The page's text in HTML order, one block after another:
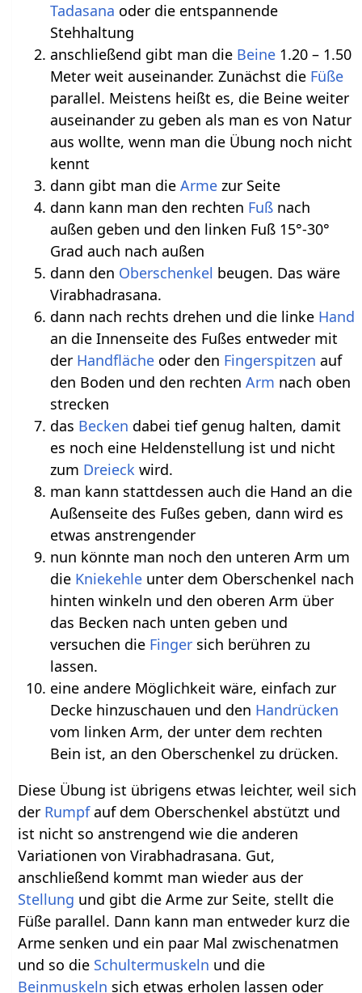
Tadasana oder die entspannende
Stehhaltung
anschließend gibt man die Beine 1.20 – 1.50
Meter weit auseinander. Zunächst die Füße
parallel. Meistens heißt es, die Beine weiter
auseinander zu geben als man es von Natur
aus wollte, wenn man die Übung noch nicht
kennt
dann gibt man dieArme zur Seite
dann kann man den rechten Fuß nach
außen geben und den linken Fuß 15°-30°
Grad auch nach außen
dann den Oberschenkel beugen. Das wäre
Virabhadrasana.
dann nach rechts drehen und die linke Hand
an die Innenseite des Fußes entweder mit
der Handfläche oder den Fingerspitzen auf
den Boden und den rechtenArm nach oben
strecken
das Becken dabei tief genug halten, damit
es noch eine Heldenstellung ist und nicht
zum Dreieck wird.
man kann stattdessen auch die Hand an die
Außenseite des Fußes geben, dann wird es
etwas anstrengender
nun könnte man noch den unteren Arm um
die Kniekehle unter dem Oberschenkel nach
hinten winkeln und den oberen Arm über
das Becken nach unten geben und
versuchen die Finger sich berühren zu
lassen.
eine andere Möglichkeit wäre, einfach zur
Decke hinzuschauen und den Handrücken
vom linken Arm, der unter dem rechten
Bein ist, an den Oberschenkel zu drücken.
Diese Übung ist übrigens etwas leichter, weil sich
der Rumpfauf dem Oberschenkel abstützt und
ist nicht so anstrengend wie die anderen
Variationen von Virabhadrasana. Gut,
anschließend kommt man wieder aus der
Stellung und gibt die Arme zur Seite, stellt die
Füße parallel. Dann kann man entweder kurz die
Arme senken und ein paar Mal zwischenatmen
und so die Schultermuskeln und die
Beinmuskeln sich etwas erholen lassen oder